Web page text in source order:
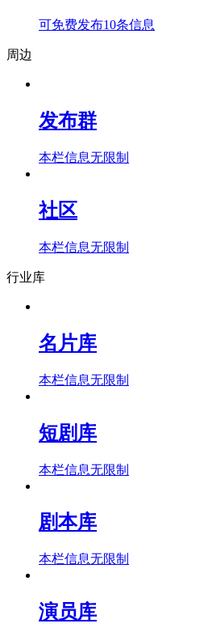
可免费发布10条信息
周边
发布群
本栏信息无限制
社区
本栏信息无限制
行业库
名片库
本栏信息无限制
短剧库
本栏信息无限制
剧本库
本栏信息无限制
演员库